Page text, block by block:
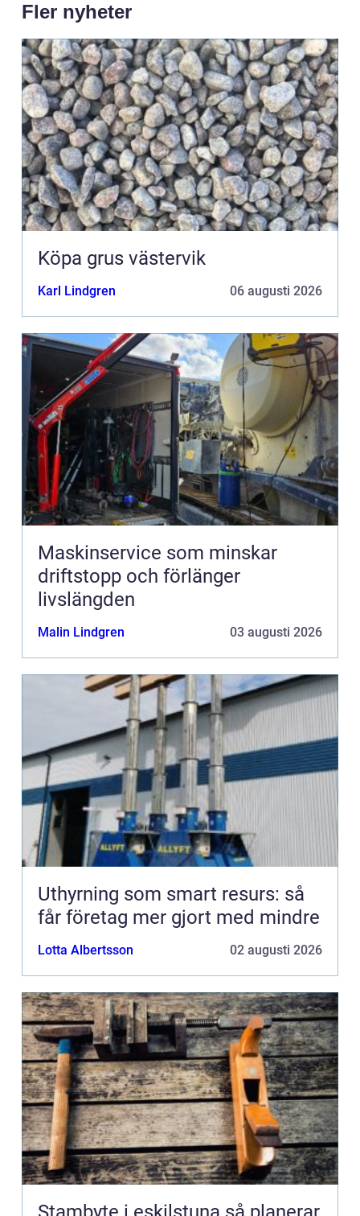
Fler nyheter
Köpa grus västervik
Karl Lindgren 06 augusti 2026
Maskinservice som minskar
driftstopp och förlänger
livslängden
Malin Lindgren 03 augusti 2026
Uthyrning som smart resurs: så
får företag mer gjort med mindre
Lotta Albertsson 02 augusti 2026